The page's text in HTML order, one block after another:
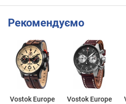
Рекомендуємо
Vostok Europe
Vostok Europe